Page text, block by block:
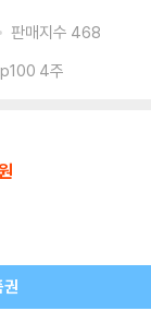
판매지수 468
4주
권